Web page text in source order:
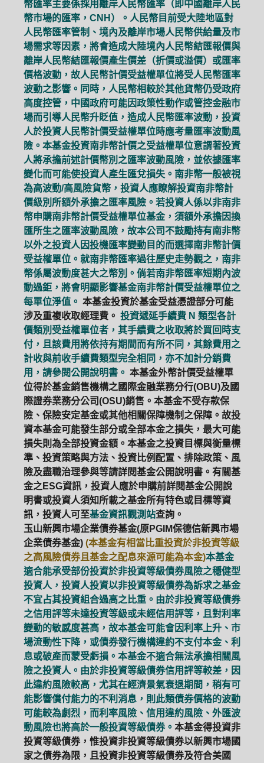
幣匯率主要係採用離岸人民幣匯率（即中國離岸人民
幣市場的匯率，CNH）。人民幣目前受大陸地區對
人民幣匯率管制、境內及離岸市場人民幣供給量及市
場需求等因素，將會造成大陸境內人民幣結匯報價與
離岸人民幣結匯報價產生價差（折價或溢價）或匯率
價格波動，故人民幣計價受益權單位將受人民幣匯率
波動之影響。同時，人民幣相較於其他貨幣仍受政府
高度控管，中國政府可能因政策性動作或管控金融市
場而引導人民幣升貶值，造成人民幣匯率波動，投資
人於投資人民幣計價受益權單位時應考量匯率波動風
險。本基金投資南非幣計價之受益權單位意謂著投資
人將承擔前述計價幣別之匯率波動風險，並依據匯率
變化而可能使投資人產生匯兌損失。南非幣一般被視
為高波動/高風險貨幣，投資人應瞭解投資南非幣計
價級別所額外承擔之匯率風險。若投資人係以非南非
幣申購南非幣計價受益權單位基金，須額外承擔因換
匯所生之匯率波動風險，故本公司不鼓勵持有南非幣
以外之投資人因投機匯率變動目的而選擇南非幣計價
受益權單位。就南非幣匯率過往歷史走勢觀之，南非
幣係屬波動度甚大之幣別。倘若南非幣匯率短期內波
動過鉅，將會明顯影響基金南非幣計價受益權單位之
每單位淨值。 本基金投資於基金受益憑證部分可能
涉及重複收取經理費。 投資遞延手續費 N 類型各計
價類別受益權單位者，其手續費之收取將於買回時支
付，且該費用將依持有期間而有所不同，其餘費用之
計收與前收手續費類型完全相同，亦不加計分銷費
用，請參閱公開說明書。 本基金外幣計價受益權單
位得於基金銷售機構之國際金融業務分行(OBU)及國
際證券業務分公司(OSU)銷售。本基金不受存款保
險、保險安定基金或其他相關保障機制之保障。故投
資本基金可能發生部分或全部本金之損失，最大可能
損失則為全部投資金額。本基金之投資目標與衡量標
準、投資策略與方法、投資比例配置、排除政策、風
險及盡職治理參與等請詳閱基金公開說明書。有關基
金之ESG資訊，投資人應於申購前詳閱基金公開說
明書或投資人須知所載之基金所有特色或目標等資
訊，投資人可至基金資訊觀測站查詢。
玉山新興市場企業債券基金(原PGIM保德信新興市場
企業債券基金) (本基金有相當比重投資於非投資等級
之高風險債券且基金之配息來源可能為本金)本基金
適合能承受部份投資於非投資等級債券風險之穩健型
投資人，投資人投資以非投資等級債券為訴求之基金
不宜占其投資組合過高之比重。由於非投資等級債券
之信用評等未達投資等級或未經信用評等，且對利率
變動的敏感度甚高，故本基金可能會因利率上升、市
場流動性下降，或債券發行機構違約不支付本金、利
息或破產而蒙受虧損。本基金不適合無法承擔相關風
險之投資人。由於非投資等級債券信用評等較差，因
此違約風險較高，尤其在經濟景氣衰退期間，稍有可
能影響償付能力的不利消息，則此類債券價格的波動
可能較為劇烈，而利率風險、信用違約風險、外匯波
動風險也將高於一般投資等級債券。 本基金得投資非
投資等級債券，惟投資非投資等級債券以新興市場國
家之債券為限，且投資非投資等級債券及符合美國